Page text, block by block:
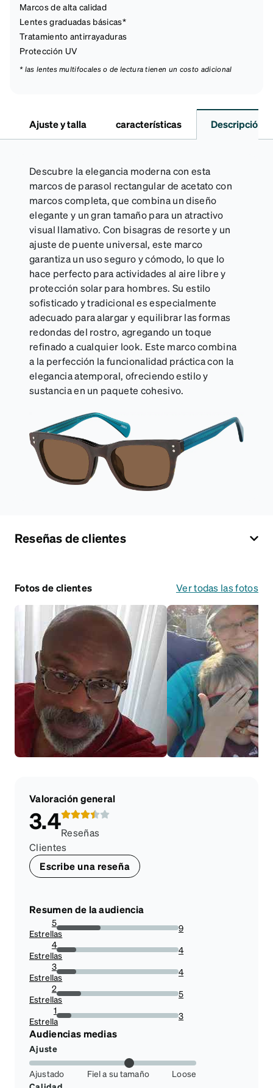
Marcos de alta calidad
Lentes graduadas básicas*
Tratamiento antirrayaduras
Protección UV
* las lentes multifocales o de lectura tienen un costo adicional
Ajuste y talla características Descripción
Descubre la elegancia moderna con esta
marcos de parasol rectangular de acetato con
marcos completa, que combina un diseño
elegante y un gran tamaño para un atractivo
visual llamativo. Con bisagras de resorte y un
ajuste de puente universal, este marco
garantiza un uso seguro y cómodo, lo que lo
hace perfecto para actividades al aire libre y
protección solar para hombres. Su estilo
sofisticado y tradicional es especialmente
adecuado para alargar y equilibrar las formas
redondas del rostro, agregando un toque
refinado a cualquier look. Este marco combina
a la perfección la funcionalidad práctica con la
elegancia atemporal, ofreciendo estilo y
sustancia en un paquete cohesivo.
Reseñas de clientes
Fotos de clientes Ver todas las fotos
Valoración general
3.4Reseñas
Clientes
Escribe una reseña
Resumen de la audiencia
5
Estrellas
36%
9
4
Estrellas
16%
4
3
Estrellas
16%
4
2
Estrellas
20%
5
1
Estrella12%
3
Audiencias medias
Ajuste
Ajustado Fiel a su tamaño
Loose